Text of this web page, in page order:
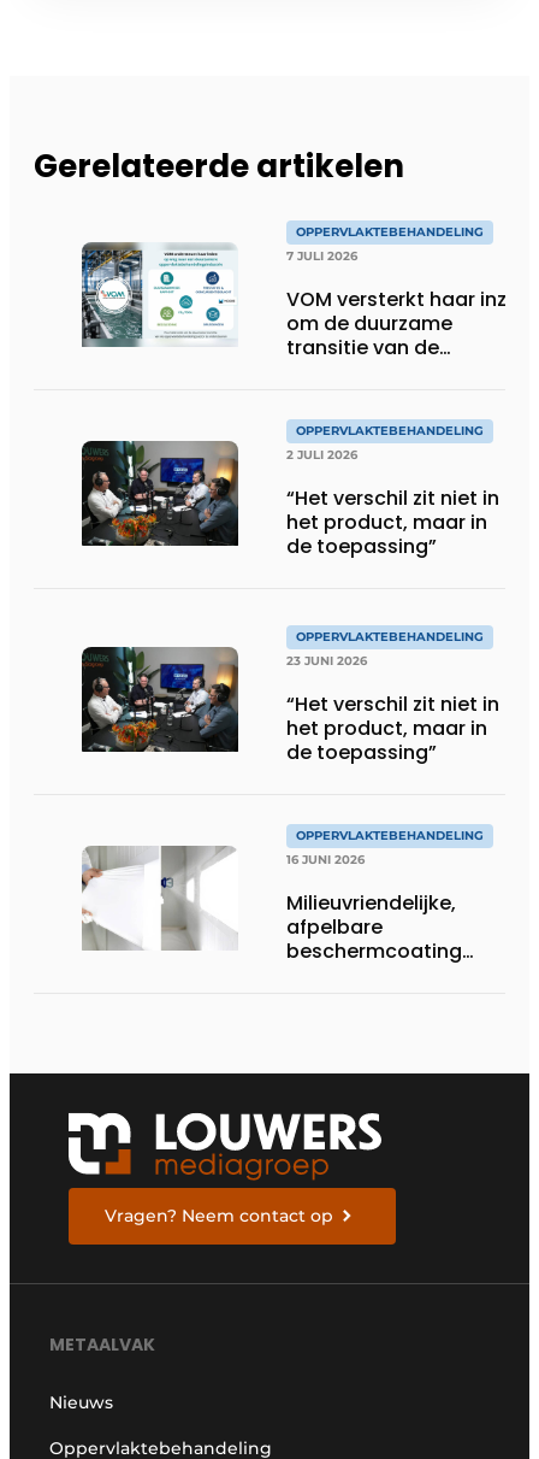
Gerelateerde artikelen
OPPERVLAKTEBEHANDELING
7 JULI 2026
VOM versterkt haar inzet
om de duurzame
transitie van de
OPPERVLAKTEBEHANDELING
2 JULI 2026
“Het verschil zit niet in
het product, maar in
de toepassing”
OPPERVLAKTEBEHANDELING
23 JUNI 2026
“Het verschil zit niet in
het product, maar in
de toepassing”
OPPERVLAKTEBEHANDELING
16 JUNI 2026
Milieuvriendelijke,
afpelbare
beschermcoating
Vragen? Neem contact op
METAALVAK
Nieuws
Oppervlaktebehandeling